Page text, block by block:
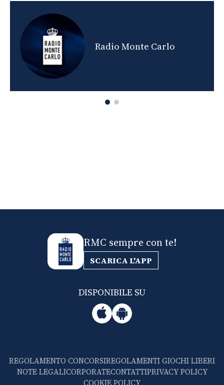
Radio Monte Carlo
RMC sempre con te!
SCARICA L'APP
DISPONIBILE SU
REGOLAMENTO CONCORSIREGOLAMENTI GIOCHI LIBERI
NOTE LEGALICORPORATECONTATTIPRIVACY POLICY